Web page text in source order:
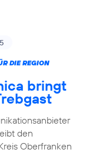
DIE REGION
bringt
den
Oberfranken